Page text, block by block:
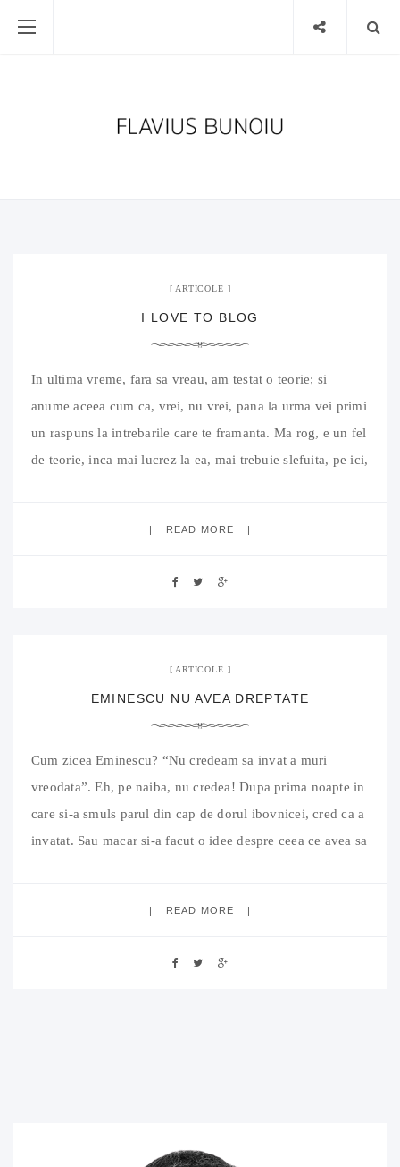
ARTICOLE
I LOVE TO BLOG
In ultima vreme, fara sa vreau, am testat o teorie; si
anume aceea cum ca, vrei, nu vrei, pana la urma vei primi
un raspuns la intrebarile care te framanta. Ma rog, e un fel
de teorie, inca mai lucrez la ea, mai trebuie slefuita, pe ici,
READ MORE
ARTICOLE
EMINESCU NU AVEA DREPTATE
Cum zicea Eminescu? “Nu credeam sa invat a muri
vreodata”. Eh, pe naiba, nu credea! Dupa prima noapte in
care si-a smuls parul din cap de dorul ibovnicei, cred ca a
invatat. Sau macar si-a facut o idee despre ceea ce avea sa
READ MORE